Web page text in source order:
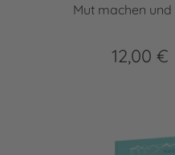
Mut machen und
12,00 €